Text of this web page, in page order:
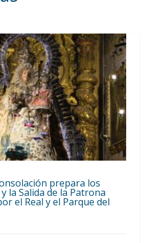
prepara los
la Salida de la Patrona
el Real y el Parque del